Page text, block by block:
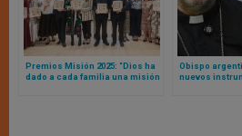
Premios Misión 2025: “Dios ha
dado a cada familia una misión
Obispo
nuevos